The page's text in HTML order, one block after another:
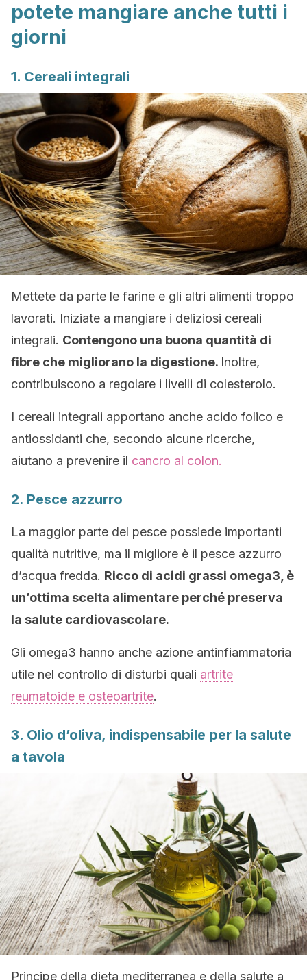
potete mangiare anche tutti i
giorni
1. Cereali integrali
Mettete da parte le farine e gli altri alimenti troppo
lavorati. Iniziate a mangiare i deliziosi cereali
integrali. Contengono una buona quantità di
fibre che migliorano la digestione. Inoltre,
contribuiscono a regolare i livelli di colesterolo.
I cereali integrali apportano anche acido folico e
antiossidanti che, secondo alcune ricerche,
aiutano a prevenire il cancro al colon.
2. Pesce azzurro
La maggior parte del pesce possiede importanti
qualità nutritive, ma il migliore è il pesce azzurro
d’acqua fredda. Ricco di acidi grassi omega3, è
un’ottima scelta alimentare perché preserva
la salute cardiovascolare.
Gli omega3 hanno anche azione antinfiammatoria
utile nel controllo di disturbi quali artrite
reumatoide e osteoartrite.
3. Olio d’oliva, indispensabile per la salute
a tavola
Principe della dieta mediterranea e della salute a